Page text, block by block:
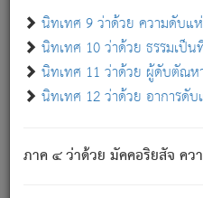
นิทเทศ 9 ว่าด้วย ความดับแ
นิทเทศ 10 ว่าด้วย ธรรมเป็
นิทเทศ 11 ว่าด้วย ผู้ดับตัณห
นิทเทศ 12 ว่าด้วย อาการดั
ภาค ๔ ว่าด้วย มัคคอริยสัจ คว
- อุ.ขุ. ๒๕/๑๒๑/๘๔.
(ข้อความนี้ เป็นพระพุทธอุทา
เป็นที่ตรัสรู้ เมื่อตรัสรู้แล้วได้ 7